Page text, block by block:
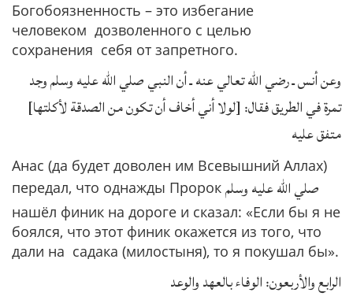
Богобоязненность – это избегание
человеком дозволенного с целью
сохранения себя от запретного.
وعن أنس ـ رضي الله تعالي عنه ـ أن النبي صلي الله عليه وسلم وجد
تمرة في الطريق فقال: [لولا أني أخاف أن تكون من الصدقة لأكلتها]
متفق عليه
Анас (да будет доволен им Всевышний Аллах)
передал, что однажды Пророк صلي الله عليه وسلم
нашёл финик на дороге и сказал: «Если бы я не
боялся, что этот финик окажется из того, что
дали на садака (милостыня), то я покушал бы».
الرابع والأربعون: الوفاء بالعهد والوعد